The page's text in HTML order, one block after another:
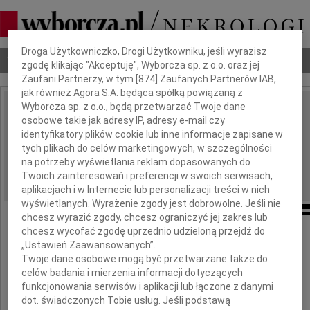
Nekrologi Odeszli Poradnik pogrzebowy
IMIĘ I NAZWISKO: Helena Zimnota
REGION: Warszawa
DATA EMISJI: 19.01.2010
Helenie Zimnocie
Dbamy o Twoją prywatność
Droga Użytkowniczko, Drogi Użytkowniku, jeśli wyrazisz
zgodę klikając "Akceptuję", Wyborcza sp. z o.o. oraz jej
Zaufani Partnerzy, w tym [874 ] Zaufanych Partnerów IAB,
jak również Agora S.A. będąca spółką powiązaną z
Wyborcza sp. z o.o., będą przetwarzać Twoje dane
osobowe takie jak adresy IP, adresy e-mail czy
identyfikatory plików cookie lub inne informacje zapisane w
tych plikach do celów marketingowych, w szczególności
na potrzeby wyświetlania reklam dopasowanych do
Twoich zainteresowań i preferencji w swoich serwisach,
aplikacjach i w Internecie lub personalizacji treści w nich
wyświetlanych. Wyrażenie zgody jest dobrowolne. Jeśli nie
chcesz wyrazić zgody, chcesz ograniczyć jej zakres lub
chcesz wycofać zgodę uprzednio udzieloną przejdź do
„Ustawień Zaawansowanych”.
Twoje dane osobowe mogą być przetwarzane także do
celów badania i mierzenia informacji dotyczących
funkcjonowania serwisów i aplikacji lub łączone z danymi
dot. świadczonych Tobie usług. Jeśli podstawą